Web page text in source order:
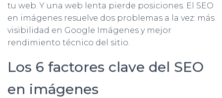
tu web. Y una web lenta pierde posiciones. El SEO
en imágenes resuelve dos problemas a la vez: más
visibilidad en Google Imágenes y mejor
rendimiento técnico del sitio.
Los 6 factores clave del SEO
en imágenes